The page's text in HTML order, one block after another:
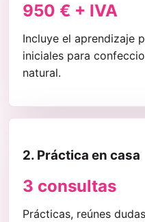
950 € + IVA
Incluye el aprendizaje
iniciales para
natural.
2. Práctica en casa
3 consultas
Prácticas, reúnes